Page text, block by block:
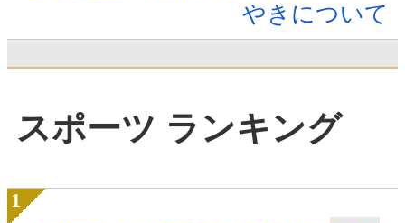
やきについて
スポーツ ランキング